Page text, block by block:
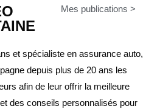
Mes publications >
et spécialiste en assurance auto,
depuis plus de 20 ans les
afin de leur offrir la meilleure
des conseils personnalisés pour